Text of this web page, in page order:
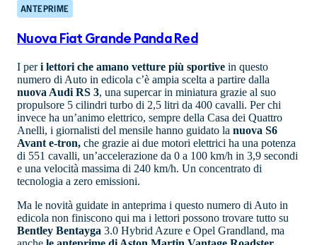
ANTEPRIME
Nuova Fiat Grande Panda Red
I peri lettori che amano vetture più sportive in questo
numero di Auto in edicola c’è ampia scelta a partire dalla
nuova Audi RS 3, una supercar in miniatura grazie al suo
propulsore 5 cilindri turbo di 2,5 litri da 400 cavalli. Per chi
invece ha un’animo elettrico, sempre della Casa dei Quattro
Anelli, i giornalisti del mensile hanno guidato la nuova S6
Avant e-tron, che grazie ai due motori elettrici ha una potenza
di 551 cavalli, un’accelerazione da 0 a 100 km/h in 3,9 secondi
e una velocità massima di 240 km/h. Un concentrato di
tecnologia a zero emissioni.
Ma le novità guidate in anteprima i questo numero di Auto in
edicola non finiscono qui ma i lettori possono trovare tutto su
Bentley Bentayga 3.0 Hybrid Azure e Opel Grandland, ma